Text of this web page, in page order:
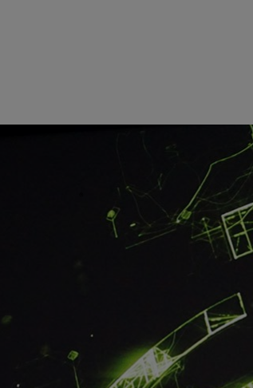
HDR InfiniBand网络将为杜
8提供加速, 助力于英国全球顶级宇宙学
伦大学计算宇宙学研究所（Computational
机构托管的COSMA 8超级计算机，将成为
仿真，进一步深入探索天文学和微观粒子
算的互连技术。InfiniBand及COSMA 8顶
其它结构的形成等方面的科学探索。
通过在英国的四个不同的中心提供分布式